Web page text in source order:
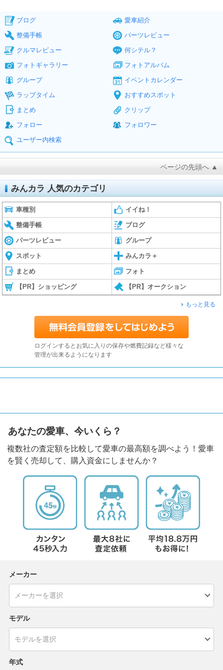
ブログ
愛車紹介
整備手帳
パーツレビュー
クルマレビュー
何シテル？
フォトギャラリー
フォトアルバム
グループ
イベントカレンダー
ラップタイム
おすすめスポット
まとめ
クリップ
フォロー
フォロワー
ユーザー内検索
ページの先頭へ ▲
みんカラ 人気のカテゴリ
車種別 イイね！
整備手帳 ブログ
パーツレビュー グループ
スポット みんカラ＋
まとめ フォト
【PR】ショッピング 【PR】オークション
もっと見る
ログインするとお気に入りの保存や燃費記録など様々な
管理が出来るようになります
あなたの愛車、今いくら？
複数社の査定額を比較して愛車の最高額を調べよう！愛車
を賢く売却して、購入資金にしませんか？
メーカー
モデル
年式